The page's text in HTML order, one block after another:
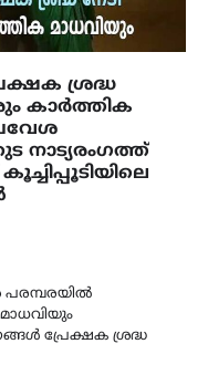
ശ്രദ്ധ
കാർത്തിക
നാട്യരംഗത്ത്
പരമ്പരയിൽ
പ്രേക്ഷക ശ്രദ്ധ